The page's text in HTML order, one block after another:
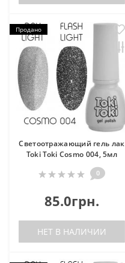
Продано
Светоотражающий гель лак
Toki Toki Cosmo 004, 5мл
0
85.0грн.
НЕТ В НАЛИЧИИ